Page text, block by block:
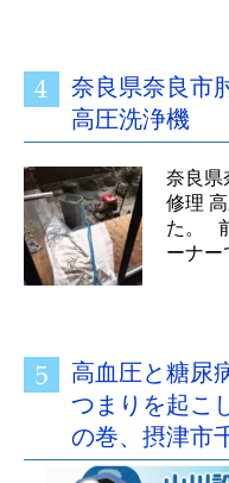
奈良県奈良市
高圧洗浄機
奈良県
修理
た。
ーナー
高血圧と糖尿
つまりを起こ
の巻、摂津市